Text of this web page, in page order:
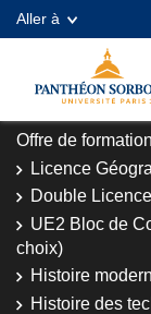
Aller à
Offre de formation
Licence
Double
UE2 Bloc de
choix)
Histoire
Histoire des